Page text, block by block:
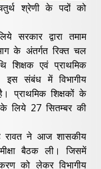
श्रेणी के पदों को
सरकार द्वारा तमाम
के अंतर्गत रिक्त चल
शिक्षक एवं प्राथमिक
इस संबंध में विभागीय
प्राथमिक शिक्षकों के
लिये 27 सितम्बर की
रावत ने आज शासकीय
बैठक ली। जिसमें
को लेकर विभागीय